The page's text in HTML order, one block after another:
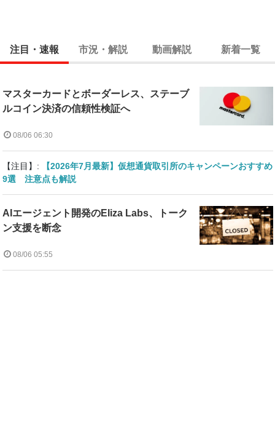
注目・速報 市況・解説 動画解説 新着一覧
マスターカードとボーダーレス、ステーブ
ルコイン決済の信頼性検証へ
08/06 06:30
【注目】:
【2026年7月最新】仮想通貨取引所のキャンペーンおすすめ
9選 注意点も解説
AIエージェント開発のEliza Labs、トーク
ン支援を断念
08/06 05:55